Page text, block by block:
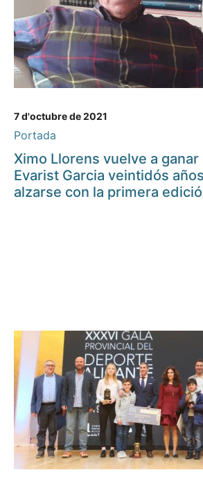
7 d'octubre de 2021
Portada
Ximo Llorens vuelve a ganar
Evarist Garcia veintidós
alzarse con la primera